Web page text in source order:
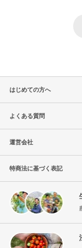
はじめての方へ
よくある質問
運営会社
特商法に基づく表記